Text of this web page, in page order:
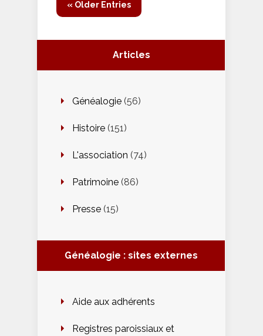
« Older Entries
Articles
Généalogie (56)
Histoire (151)
L'association (74)
Patrimoine (86)
Presse (15)
Généalogie : sites externes
Aide aux adhérents
Registres paroissiaux et